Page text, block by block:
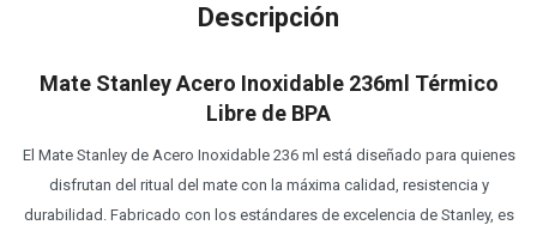
Descripción
Mate Stanley Acero Inoxidable 236ml Térmico
Libre de BPA
El Mate Stanley de Acero Inoxidable 236 ml está diseñado para quienes
disfrutan del ritual del mate con la máxima calidad, resistencia y
durabilidad. Fabricado con los estándares de excelencia de Stanley, es